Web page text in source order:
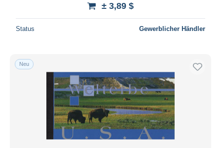
± 3,89 $
Status Gewerblicher Händler
Neu